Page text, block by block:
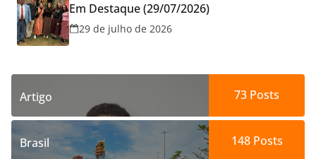
Em Destaque (29/07/2026)
29 de julho de 2026
Artigo 73 Posts
Brasil 148Posts